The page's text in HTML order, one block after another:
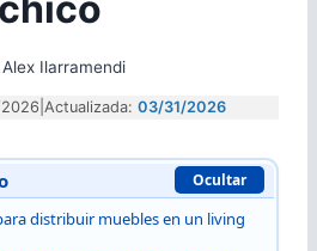
Alex Ilarramendi
Actualizada: 03/31/2026
Ocultar
distribuir muebles en un living